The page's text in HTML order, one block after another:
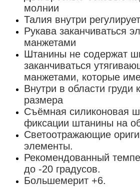
молнии
Талия внутри
Рукава заканчиваться
манжетами
Штанины не содержат
заканчиваться
манжетами, которые
Внутри в области груди
размера
Съёмная силиконовая
фиксации штанины на
Светоотражающие
элементы.
Рекомендованный
до -20 градусов.
Большемерит +6.